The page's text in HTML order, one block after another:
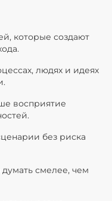
которые создают
людях и идеях
восприятие
без риска
смелее, чем